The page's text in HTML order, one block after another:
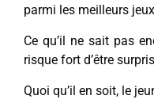
parmi les meilleurs
Ce qu’il ne sait pas
risque fort d’être
Quoi qu’il en soit, le